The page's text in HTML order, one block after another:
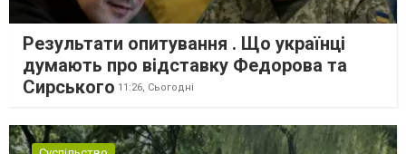
Результати опитування . Що українці
думають про відставку Федорова та
Сирського 11:26, Сьогодні